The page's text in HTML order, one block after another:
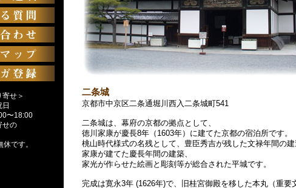
二条城
京都市中京区二条通堀川西入二条城町541
二条城は、幕府の京都の拠点として、
徳川家康が慶長8年（1603年）に建てた京都の宿泊所です。
桃山時代様式の名残として、豊臣秀吉が残した文禄年間の建
家康が建てた慶長年間の建築、
家光が作らせた絵画と彫刻等が総合された平城です。
完成は寛永3年 (1626年)で、旧桂宮御殿を移した本丸（重要
寄せ＞
〜18:00
せの
です。